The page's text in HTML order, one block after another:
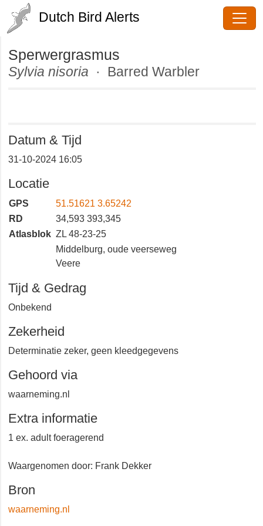
Dutch Bird Alerts
Sperwergrasmus
Sylvia nisoria · Barred Warbler
Datum & Tijd
31-10-2024 16:05
Locatie
GPS
51.51621 3.65242
RD
34,593 393,345
Atlasblok ZL 48-23-25
Middelburg, oude veerseweg
Veere
Tijd & Gedrag
Onbekend
Zekerheid
Determinatie zeker, geen kleedgegevens
Gehoord via
waarneming.nl
Extra informatie
1 ex. adult foeragerend
Waargenomen door: Frank Dekker
Bron
waarneming.nl